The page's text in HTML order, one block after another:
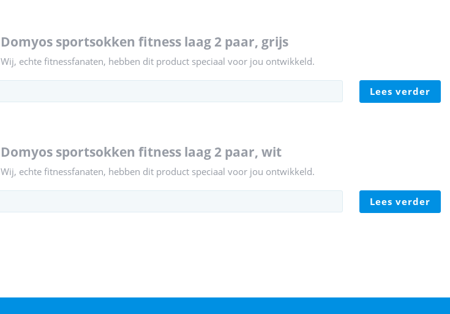
domyos sportsokken fitness laag 2 paar, grijs
Wij, echte fitnessfanaten, hebben dit product speciaal voor jou ontwikkeld.
lees verder
domyos sportsokken fitness laag 2 paar, wit
Wij, echte fitnessfanaten, hebben dit product speciaal voor jou ontwikkeld.
lees verder